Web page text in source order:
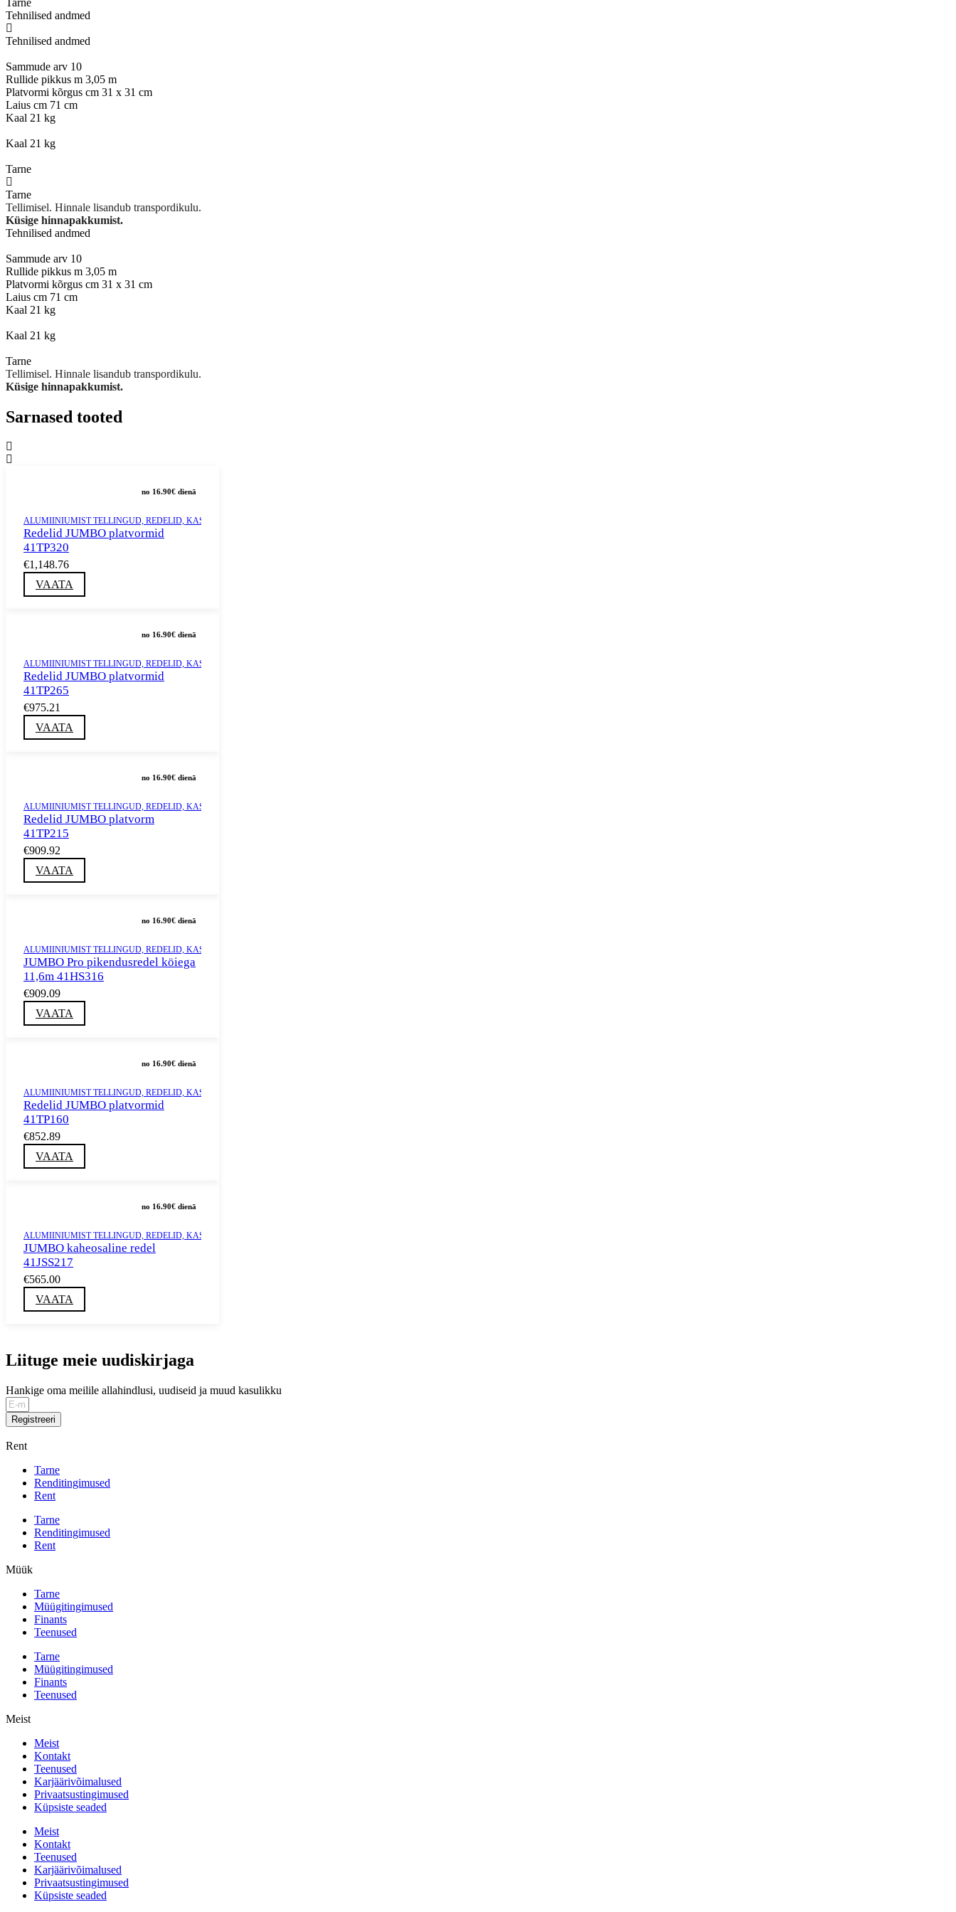
Tehnilised andmed
Tehnilised andmed
Sammude arv 10
Rullide pikkus m 3,05 m
Platvormi kõrgus cm 31 x 31 cm
Laius cm 71 cm
Kaal 21 kg
Kaal 21 kg
Tarne
Tarne
Tellimisel. Hinnale lisandub transpordikulu.
Küsige hinnapakkumist.
Tehnilised andmed
Sammude arv 10
Rullide pikkus m 3,05 m
Platvormi kõrgus cm 31 x 31 cm
Laius cm 71 cm
Kaal 21 kg
Kaal 21 kg
Tarne
Tellimisel. Hinnale lisandub transpordikulu.
Küsige hinnapakkumist.
Sarnased tooted
no 16.90€ dienā
ALUMIINIUMIST TELLINGUD, REDELID, KASTID JA TORNID
Redelid JUMBO platvormid
41TP320
€1,148.76
VAATA
no 16.90€ dienā
ALUMIINIUMIST TELLINGUD, REDELID, KASTID JA TORNID
Redelid JUMBO platvormid
41TP265
€975.21
VAATA
no 16.90€ dienā
ALUMIINIUMIST TELLINGUD, REDELID, KASTID JA TORNID
Redelid JUMBO platvorm
41TP215
€909.92
VAATA
no 16.90€ dienā
ALUMIINIUMIST TELLINGUD, REDELID, KASTID JA TORNID
JUMBO Pro pikendusredel köiega
11,6m 41HS316
€909.09
VAATA
no 16.90€ dienā
ALUMIINIUMIST TELLINGUD, REDELID, KASTID JA TORNID
Redelid JUMBO platvormid
41TP160
€852.89
VAATA
no 16.90€ dienā
ALUMIINIUMIST TELLINGUD, REDELID, KASTID JA TORNID
JUMBO kaheosaline redel
41JSS217
€565.00
VAATA
Liituge meie uudiskirjaga
Hankige oma meilile allahindlusi, uudiseid ja muud kasulikku
Registreeri
Rent
Tarne
Renditingimused
Rent
Tarne
Renditingimused
Rent
Müük
Tarne
Müügitingimused
Finants
Teenused
Tarne
Müügitingimused
Finants
Teenused
Meist
Meist
Kontakt
Teenused
Karjäärivõimalused
Privaatsustingimused
Küpsiste seaded
Meist
Kontakt
Teenused
Karjäärivõimalused
Privaatsustingimused
Küpsiste seaded